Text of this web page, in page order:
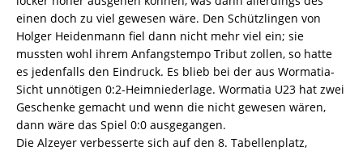
einen doch zu viel gewesen wäre. Den Schützlingen von
Holger Heidenmann fiel dann nicht mehr viel ein; sie
mussten wohl ihrem Anfangstempo Tribut zollen, so hatte
es jedenfalls den Eindruck. Es blieb bei der aus Wormatia-
Sicht unnötigen 0:2-Heimniederlage. Wormatia U23 hat zwei
Geschenke gemacht und wenn die nicht gewesen wären,
dann wäre das Spiel 0:0 ausgegangen.
Die Alzeyer verbesserte sich auf den 8. Tabellenplatz,